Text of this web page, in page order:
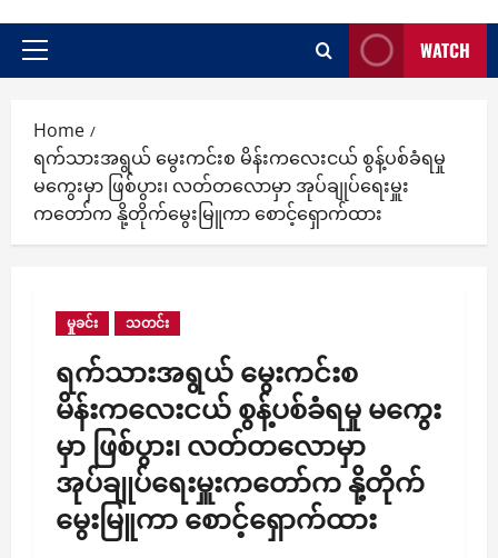
Primary
WATCH
Home
ရက်သားအရွယ် မွေးကင်းစ မိန်းကလေးငယ် စွန့်ပစ်ခံရမှု
မကွေးမှာ ဖြစ်ပွား၊ လတ်တလောမှာ အုပ်ချုပ်ရေးမှူး
ကတော်က နို့တိုက်မွေးမြူကာ စောင့်ရှောက်ထား
မှုခင်း သတင်း
ရက်သားအရွယ် မွေးကင်းစ
မိန်းကလေးငယ် စွန့်ပစ်ခံရမှု မကွေး
မှာ ဖြစ်ပွား၊ လတ်တလောမှာ
အုပ်ချုပ်ရေးမှူးကတော်က နို့တိုက်
မွေးမြူကာ စောင့်ရှောက်ထား